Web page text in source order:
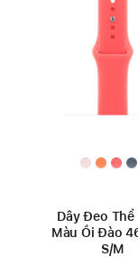
Dây Đeo Thể
Màu Ổi Đào
S/M